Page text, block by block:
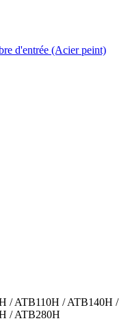
d'entrée (Acier peint)
/ ATB110H / ATB140H /
/ ATB280H